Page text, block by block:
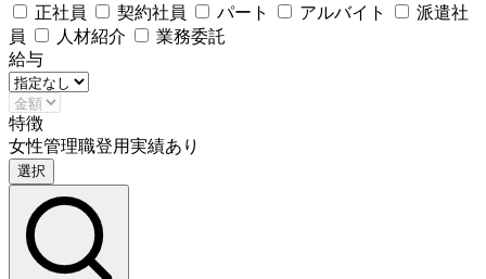
正社員
契約社員 パート アルバイト
派遣社
員
人材紹介
業務委託
給与
特徴
女性管理職登用実績あり
選択